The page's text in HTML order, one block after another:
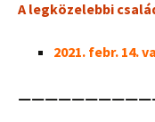
A legközelebbi
2021. febr. 14.